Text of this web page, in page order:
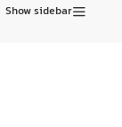
Show sidebar